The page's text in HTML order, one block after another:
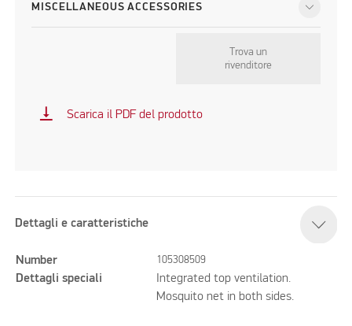
MISCELLANEOUS ACCESSORIES
Trova un
rivenditore
vertical_align_bottom Scarica il PDF del prodotto
Dettagli e caratteristiche
Number 105308509
Dettagli speciali
Integrated top ventilation.
Mosquito net in both sides.